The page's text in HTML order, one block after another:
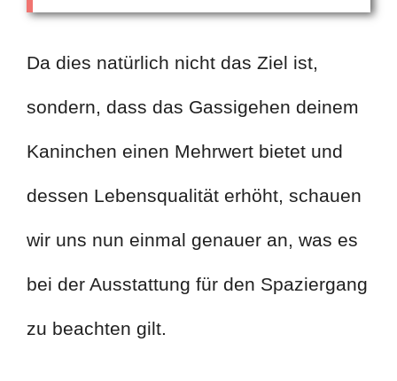
Da dies natürlich nicht das Ziel ist,
sondern, dass das Gassigehen deinem
Kaninchen einen Mehrwert bietet und
dessen Lebensqualität erhöht, schauen
wir uns nun einmal genauer an, was es
bei der Ausstattung für den Spaziergang
zu beachten gilt.